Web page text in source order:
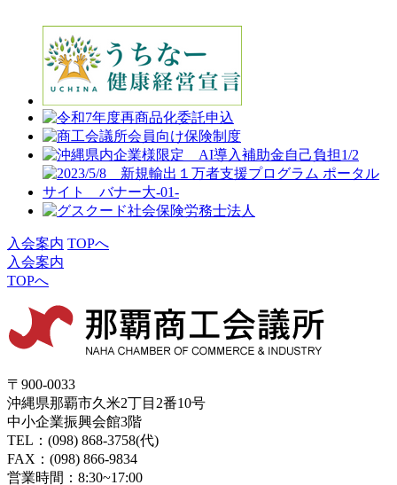
入会案内 TOPへ
入会案内
TOPへ
〒900-0033
沖縄県那覇市久米2丁目2番10号
中小企業振興会館3階
TEL：(098) 868-3758(代)
FAX：(098) 866-9834
営業時間：8:30~17:00